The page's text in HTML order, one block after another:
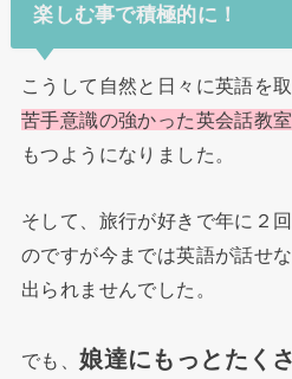
楽しむ事で積極的に！
こうして自然と日々に英語を
苦手意識の強かった英会話教
もつようになりました。
そして、旅行が好きで年に２
のですが今までは英語が話せ
出られませんでした。
でも、娘達にもっとたく